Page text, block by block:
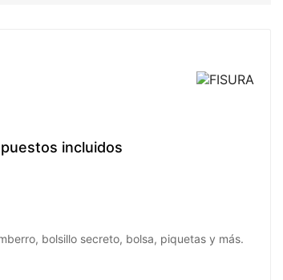
incluidos
bolsillo secreto, bolsa, piquetas y más.